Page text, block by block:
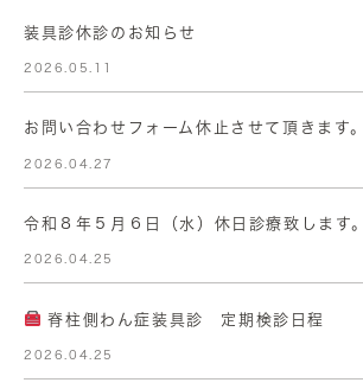
装具診休診のお知らせ
2026.05.11
お問い合わせフォーム休止させて頂きます。
2026.04.27
令和８年５月６日（水）休日診療致します。
2026.04.25
脊柱側わん症装具診 定期検診日程
2026.04.25